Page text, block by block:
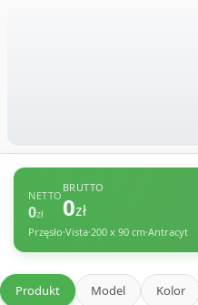
NETTO
0zł
BRUTTO
0zł
Przęsło•Vista•200 x 90 cm•Antracyt
Produkt Model Kolor